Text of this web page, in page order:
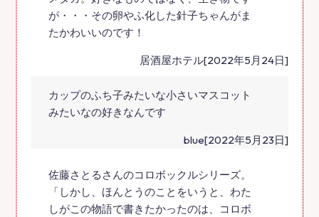
が・・・その卵やふ化した針子ちゃんがま
たかわいいのです！
居酒屋ホテル[2022年5月24日]
カップのふち子みたいな小さいマスコット
みたいなの好きなんです
blue[2022年5月23日]
佐藤さとるさんのコロボックルシリーズ。
「しかし、ほんとうのことをいうと、わた
しがこの物語で書きたかったのは、コロボ